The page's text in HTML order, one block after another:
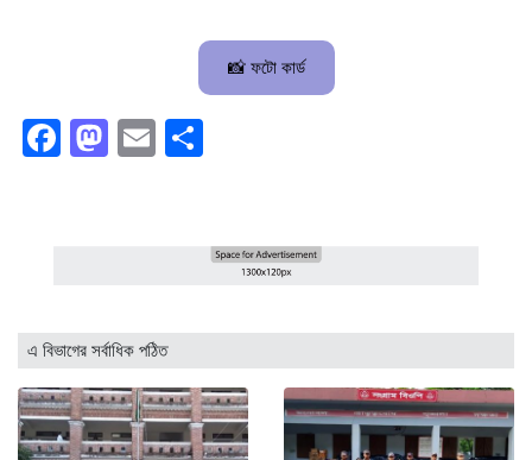
📸 ফটো কার্ড
Facebook
Mastodon
Email
এ বিভাগের সর্বাধিক পঠিত